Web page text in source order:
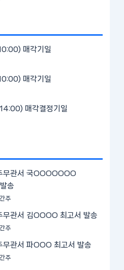
매각기일
매각기일
매각결정기일
관서 국OOOOOOO
송
주
관서 김OOOO 최고서 발송
주
관서 파OOO 최고서 발송
주